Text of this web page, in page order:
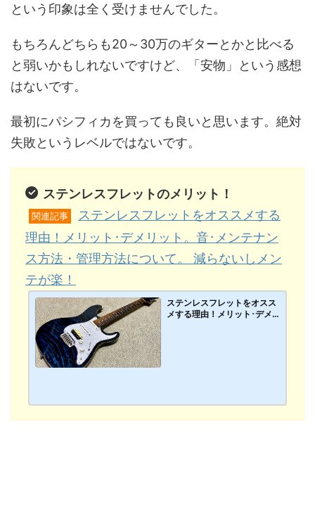
という印象は全く受けませんでした。
もちろんどちらも20～30万のギターとかと比べる
と弱いかもしれないですけど、「安物」という感想
はないです。
最初にパシフィカを買っても良いと思います。絶対
失敗というレベルではないです。
ステンレスフレットのメリット！
関連記事
ステンレスフレットをオススメする
理由！メリット･デメリット。音･メンテナン
ス方法・管理方法について。 減らないしメン
テが楽！
ステンレスフレットをオスス
メする理由！メリット･デメ